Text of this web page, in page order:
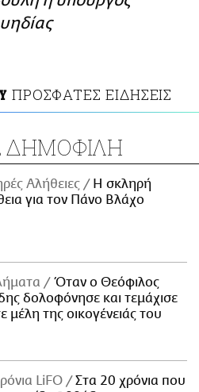
ΠΡΟΣΦΑΤΕΣ ΕΙΔΗΣΕΙΣ
ΔΗΜΟΦΙΛΗ
Αλήθειες
H σκληρή
για τον Πάνο Βλάχο
Όταν ο Θεόφιλος
δολοφόνησε και τεμάχισε
μέλη της οικογένειάς του
LiFO
Στα 20 χρόνια που